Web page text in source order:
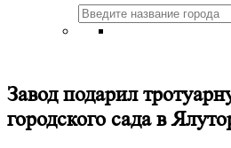
Завод подарил
городского сада в